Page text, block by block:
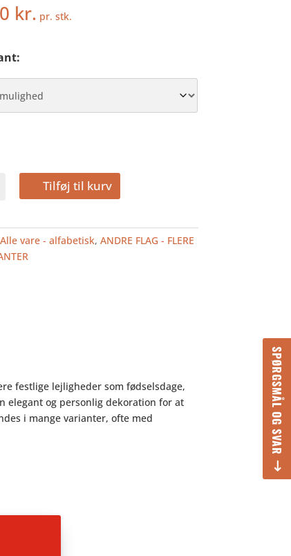
SPØRGSMÅL OG SVAR
kr. pr. stk.
Tilføj til kurv
Alle vare - alfabetisk,ANDRE FLAG - FLERE
festlige lejligheder som fødselsdage,
og personlig dekoration for at
i mange varianter, ofte med